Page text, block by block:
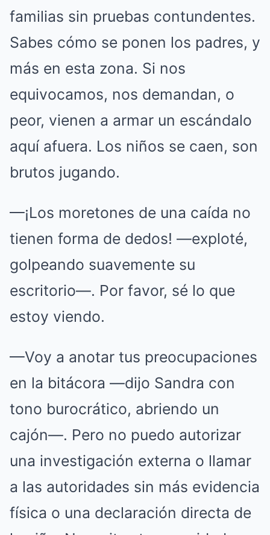
familias sin pruebas contundentes.
Sabes cómo se ponen los padres, y
más en esta zona. Si nos
equivocamos, nos demandan, o
peor, vienen a armar un escándalo
aquí afuera. Los niños se caen, son
brutos jugando.
—¡Los moretones de una caída no
tienen forma de dedos! —exploté,
golpeando suavemente su
escritorio—. Por favor, sé lo que
estoy viendo.
—Voy a anotar tus preocupaciones
en la bitácora —dijo Sandra con
tono burocrático, abriendo un
cajón—. Pero no puedo autorizar
una investigación externa o llamar
a las autoridades sin más evidencia
física o una declaración directa de